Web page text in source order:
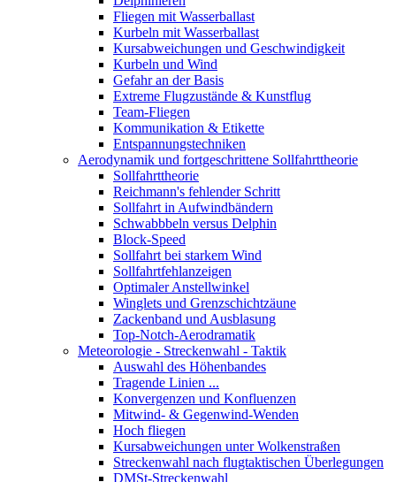
Fliegen mit Wasserballast
Kurbeln mit Wasserballast
Kursabweichungen und Geschwindigkeit
Kurbeln und Wind
Gefahr an der Basis
Extreme Flugzustände & Kunstflug
Team-Fliegen
Kommunikation & Etikette
Entspannungstechniken
Aerodynamik und fortgeschrittene Sollfahrttheorie
Sollfahrttheorie
Reichmann's fehlender Schritt
Sollfahrt in Aufwindbändern
Schwabbbeln versus Delphin
Block-Speed
Sollfahrt bei starkem Wind
Sollfahrtfehlanzeigen
Optimaler Anstellwinkel
Winglets und Grenzschichtzäune
Zackenband und Ausblasung
Top-Notch-Aerodramatik
Meteorologie - Streckenwahl - Taktik
Auswahl des Höhenbandes
Tragende Linien ...
Konvergenzen und Konfluenzen
Mitwind- & Gegenwind-Wenden
Hoch fliegen
Kursabweichungen unter Wolkenstraßen
Streckenwahl nach flugtaktischen Überlegungen
DMSt-Streckenwahl